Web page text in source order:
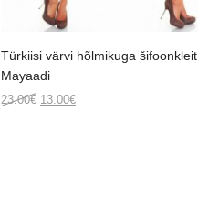
Türkiisi värvi hõlmikuga šifoonkleit
Mayaadi
23.00€ Original
13.00€Current